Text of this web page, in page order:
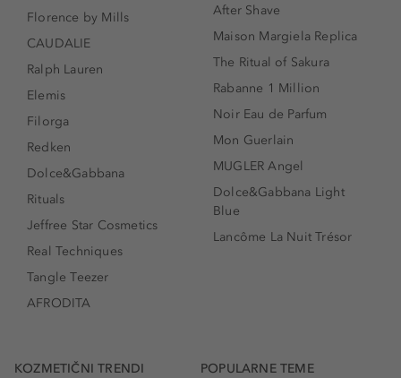
Florence by Mills
CAUDALIE
Ralph Lauren
Elemis
Filorga
Redken
Dolce&Gabbana
Rituals
Jeffree Star Cosmetics
Real Techniques
Tangle Teezer
AFRODITA
After Shave
Maison Margiela Replica
The Ritual of Sakura
Rabanne 1 Million
Noir Eau de Parfum
Mon Guerlain
MUGLER Angel
Dolce&Gabbana Light
Blue
Lancôme La Nuit Trésor
KOZMETIČNI TRENDI POPULARNE TEME